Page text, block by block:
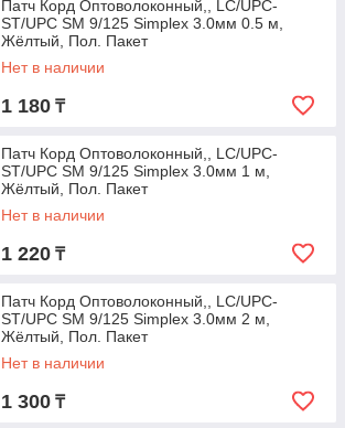
Патч Корд Оптоволоконный,, LC/UPC-
ST/UPC SM 9/125 Simplex 3.0мм 0.5 м,
Жёлтый, Пол. Пакет
Нет в наличии
1 180 ₸
Патч Корд Оптоволоконный,, LC/UPC-
ST/UPC SM 9/125 Simplex 3.0мм 1 м,
Жёлтый, Пол. Пакет
Нет в наличии
1 220 ₸
Патч Корд Оптоволоконный,, LC/UPC-
ST/UPC SM 9/125 Simplex 3.0мм 2 м,
Жёлтый, Пол. Пакет
Нет в наличии
1 300 ₸